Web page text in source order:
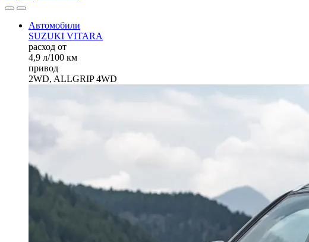
Автомобили
SUZUKI VITARA
расход от
4,9 л/100 км
привод
2WD, ALLGRIP 4WD